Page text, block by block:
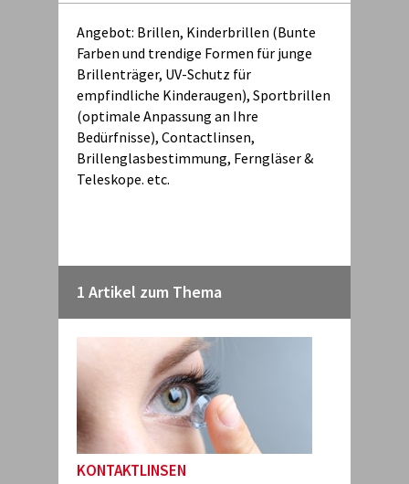
Angebot: Brillen, Kinderbrillen (Bunte
Farben und trendige Formen für junge
Brillenträger, UV-Schutz für
empfindliche Kinderaugen), Sportbrillen
(optimale Anpassung an Ihre
Bedürfnisse), Contactlinsen,
Brillenglasbestimmung, Ferngläser &
Teleskope. etc.
1 Artikel zum Thema
KONTAKTLINSEN